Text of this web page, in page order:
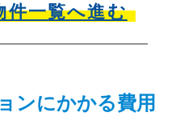
件一覧へ進む
ンにかかる費用